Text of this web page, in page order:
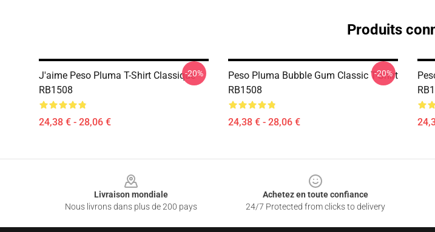
Produits
J'aime Peso Pluma T-Shirt Classique
RB1508
24,38 € - 28,06 €
-20%
Peso Pluma Bubble Gum Classic T-Shirt
RB1508
24,38 € - 28,06 €
-20%
Livraison mondiale
Nous livrons dans plus de 200 pays
Achetez en toute confiance
24/7 Protected from clicks to delivery